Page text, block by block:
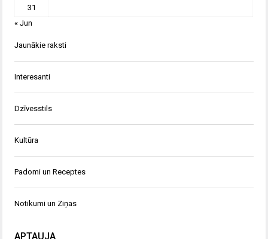
31
« Jun
Jaunākie raksti
Interesanti
Dzīvesstils
Kultūra
Padomi un Receptes
Notikumi un Ziņas
APTAUJA